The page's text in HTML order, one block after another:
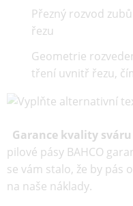
Přezný rozvod
řezu
Geometrie
tření uvnitř řezu,
Garance kvality sváru
pilové pásy BAHCO
se vám stalo, že by pás
na naše náklady.